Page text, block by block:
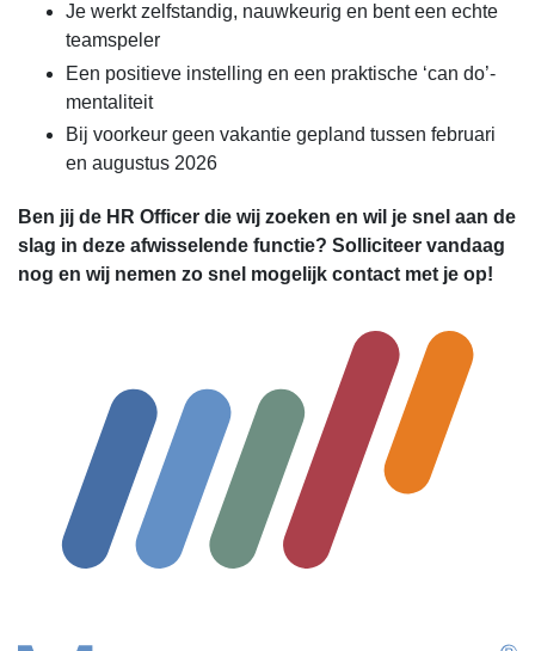
Je werkt zelfstandig, nauwkeurig en bent een echte
teamspeler
Een positieve instelling en een praktische ‘can do’-
mentaliteit
Bij voorkeur geen vakantie gepland tussen februari
en augustus 2026
Ben jij de HR Officer die wij zoeken en wil je snel aan de
slag in deze afwisselende functie? Solliciteer vandaag
nog en wij nemen zo snel mogelijk contact met je op!